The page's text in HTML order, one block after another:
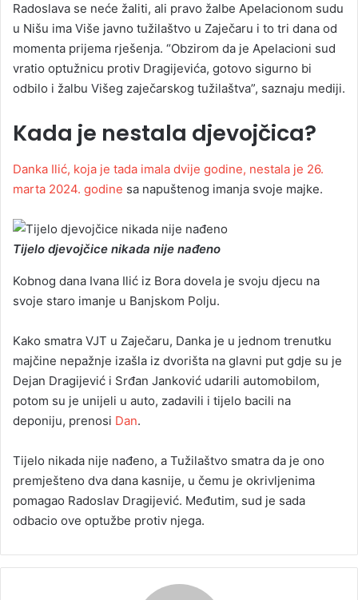
Radoslava se neće žaliti, ali pravo žalbe Apelacionom sudu
u Nišu ima Više javno tužilaštvo u Zaječaru i to tri dana od
momenta prijema rješenja. “Obzirom da je Apelacioni sud
vratio optužnicu protiv Dragijevića, gotovo sigurno bi
odbilo i žalbu Višeg zaječarskog tužilaštva”, saznaju mediji.
Kada je nestala djevojčica?
Danka Ilić, koja je tada imala dvije godine, nestala je 26.
marta 2024. godine sa napuštenog imanja svoje majke.
Tijelo djevojčice nikada nije nađeno
Kobnog dana Ivana Ilić iz Bora dovela je svoju djecu na
svoje staro imanje u Banjskom Polju.
Kako smatra VJT u Zaječaru, Danka je u jednom trenutku
majčine nepažnje izašla iz dvorišta na glavni put gdje su je
Dejan Dragijević i Srđan Janković udarili automobilom,
potom su je unijeli u auto, zadavili i tijelo bacili na
deponiju, prenosi Dan.
Tijelo nikada nije nađeno, a Tužilaštvo smatra da je ono
premješteno dva dana kasnije, u čemu je okrivljenima
pomagao Radoslav Dragijević. Međutim, sud je sada
odbacio ove optužbe protiv njega.